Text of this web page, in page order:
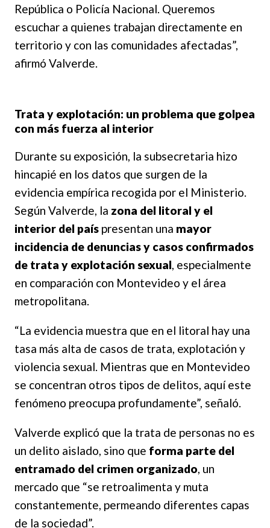
República o Policía Nacional. Queremos
escuchar a quienes trabajan directamente en
territorio y con las comunidades afectadas”,
afirmó Valverde.
Trata y explotación: un problema que golpea
con más fuerza al interior
Durante su exposición, la subsecretaria hizo
hincapié en los datos que surgen de la
evidencia empírica recogida por el Ministerio.
Según Valverde, la zona del litoral y el
interior del país presentan una mayor
incidencia de denuncias y casos confirmados
de trata y explotación sexual, especialmente
en comparación con Montevideo y el área
metropolitana.
“La evidencia muestra que en el litoral hay una
tasa más alta de casos de trata, explotación y
violencia sexual. Mientras que en Montevideo
se concentran otros tipos de delitos, aquí este
fenómeno preocupa profundamente”, señaló.
Valverde explicó que la trata de personas no es
un delito aislado, sino que forma parte del
entramado del crimen organizado, un
mercado que “se retroalimenta y muta
constantemente, permeando diferentes capas
de la sociedad”.